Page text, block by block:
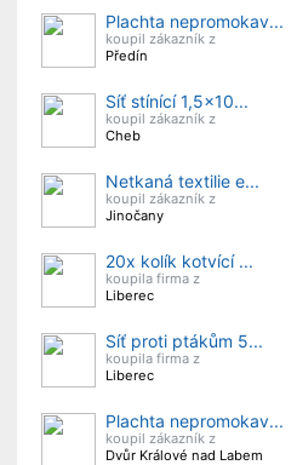
Plachta nepromokav...
koupil zákazník z
Předín
Síť stínící 1,5x10...
koupil zákazník z
Cheb
Netkaná textilie e...
koupil zákazník z
Jinočany
20x kolík kotvící ...
koupila firma z
Liberec
Síť proti ptákům 5...
koupila firma z
Liberec
Plachta nepromokav...
koupil zákazník z
Dvůr Králové nad Labem